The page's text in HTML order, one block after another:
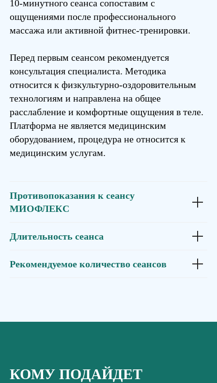
10-минутного сеанса сопоставим с
ощущениями после профессионального
массажа или активной фитнес-тренировки.
Перед первым сеансом рекомендуется
консультация специалиста. Методика
относится к физкультурно-оздоровительным
технологиям и направлена на общее
расслабление и комфортные ощущения в теле.
Платформа не является медицинским
оборудованием, процедура не относится к
медицинским услугам.
Противопоказания к сеансу
МИОФЛЕКС
Длительность сеанса
Рекомендуемое количество сеансов
КОМУ ПОДАЙДЕТ